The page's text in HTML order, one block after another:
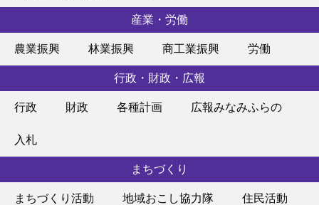
産業・労働
農業振興 林業振興 商工業振興 労働
行政・財政・広報
行政 財政 各種計画 広報みなみふらの
入札
まちづくり
まちづくり活動 地域おこし協力隊 住民活動